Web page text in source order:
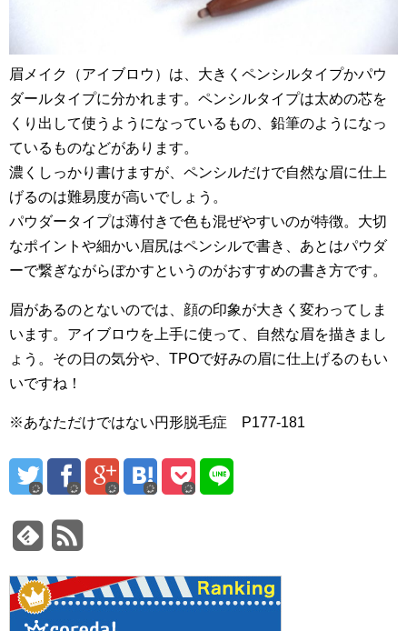
眉メイク（アイブロウ）は、大きくペンシルタイプかパウ
ダールタイプに分かれます。ペンシルタイプは太めの芯を
くり出して使うようになっているもの、鉛筆のようになっ
ているものなどがあります。
濃くしっかり書けますが、ペンシルだけで自然な眉に仕上
げるのは難易度が高いでしょう。
パウダータイプは薄付きで色も混ぜやすいのが特徴。大切
なポイントや細かい眉尻はペンシルで書き、あとはパウダ
ーで繋ぎながらぼかすというのがおすすめの書き方です。
眉があるのとないのでは、顔の印象が大きく変わってしま
います。アイブロウを上手に使って、自然な眉を描きまし
ょう。その日の気分や、TPOで好みの眉に仕上げるのもい
いですね！
※あなただけではない円形脱毛症 P177-181